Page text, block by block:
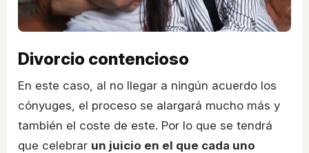
Divorcio contencioso
En este caso, al no llegar a ningún acuerdo los
cónyuges, el proceso se alargará mucho más y
también el coste de este. Por lo que se tendrá
que celebrar un juicio en el que cada uno